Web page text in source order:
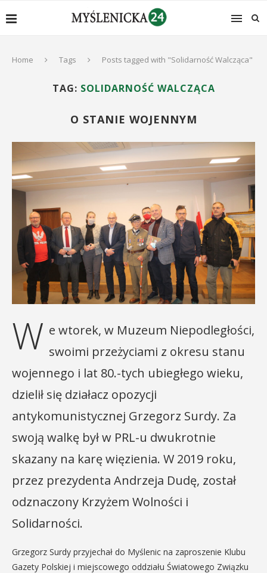
Home Tags Posts tagged with "Solidarność Walcząca"
TAG: SOLIDARNOŚĆ WALCZĄCA
O STANIE WOJENNYM
W e wtorek, w Muzeum Niepodległości,
swoimi przeżyciami z okresu stanu
wojennego i lat 80.-tych ubiegłego wieku,
dzielił się działacz opozycji
antykomunistycznej Grzegorz Surdy. Za
swoją walkę był w PRL-u dwukrotnie
skazany na karę więzienia. W 2019 roku,
przez prezydenta Andrzeja Dudę, został
odznaczony Krzyżem Wolności i
Solidarności.
Grzegorz Surdy przyjechał do Myślenic na zaproszenie Klubu
Gazety Polskiej i miejscowego oddziału Światowego Związku